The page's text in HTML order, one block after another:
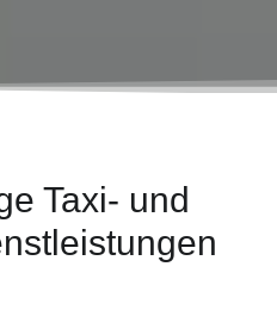
Taxi- und